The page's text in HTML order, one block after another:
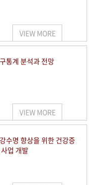
VIEW MORE
통계 분석과 전망
VIEW MORE
수명 향상을 위한 건강증
업 개발